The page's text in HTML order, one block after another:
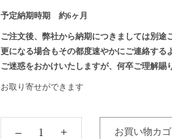
予定納期時期 約6ヶ月
ご注文後、弊社から納期につきましては別途
更になる場合もその都度速やかにご連絡する
ご迷惑をおかけいたしますが、何卒ご理解賜
お取り寄せができます
‒ + お買い物カ